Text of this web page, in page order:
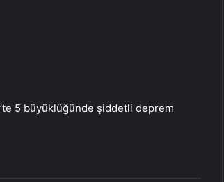
5 büyüklüğünde şiddetli deprem